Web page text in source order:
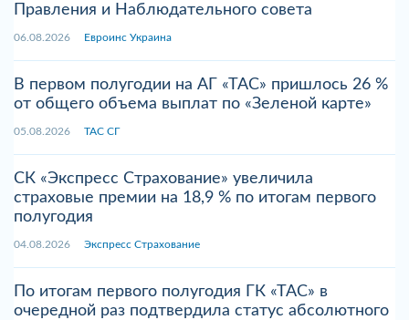
Правления и Наблюдательного совета
06.08.2026 Евроинс Украина
В первом полугодии на АГ «ТАС» пришлось 26 %
от общего объема выплат по «Зеленой карте»
05.08.2026 ТАС СГ
СК «Экспресс Страхование» увеличила
страховые премии на 18,9 % по итогам первого
полугодия
04.08.2026 Экспресс Страхование
По итогам первого полугодия ГК «ТАС» в
очередной раз подтвердила статус абсолютного